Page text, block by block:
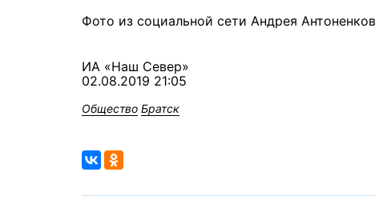
Фото из социальной сети Андрея
ИА «Наш Север»
02.08.2019 21:05
Общество Братск